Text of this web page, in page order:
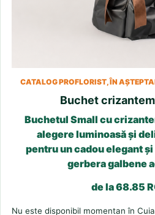
CATALOG PROFLORIST, ÎN
Buchet
Buchetul Small cu
alegere luminoasă și
pentru un cadou elegant
gerbera galbene
de la 68.85
Nu este disponibil momentan în